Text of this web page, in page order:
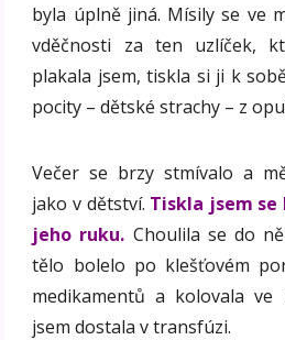
byla úplně jiná. Mísily se ve
vděčnosti za ten uzlíček,
plakala jsem, tiskla si ji k
pocity – dětské strachy – z
Večer se brzy stmívalo a
jako v dětství. Tiskla jsem
jeho ruku. Choulila se do
tělo bolelo po klešťovém
medikamentů a kolovala
jsem dostala v transfúzi.